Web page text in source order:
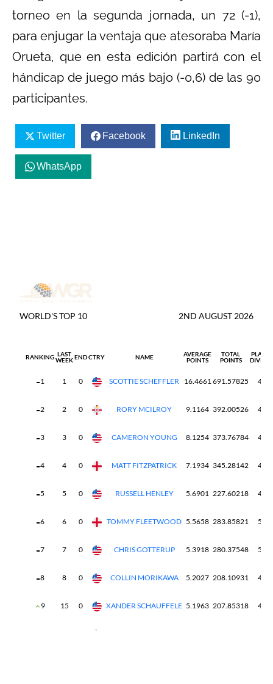
torneo en la segunda jornada, un 72 (-1),
para enjugar la ventaja que atesoraba María
Orueta, que en esta edición partirá con el
hándicap de juego más bajo (-0,6) de las 90
participantes.
Twitter Facebook LinkedIn
WhatsApp